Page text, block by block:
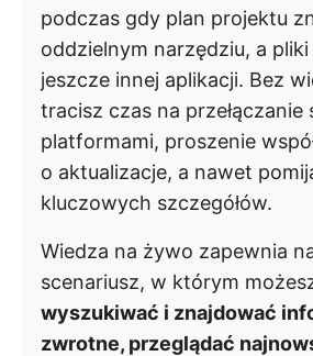
podczas gdy plan projektu
oddzielnym narzędziu, a
jeszcze innej aplikacji. Bez
tracisz czas na przełączanie
platformami, proszenie
o aktualizacje, a nawet
kluczowych szczegółów.
Wiedza na żywo zapewnia
scenariusz, w którym
wyszukiwać i znajdować
zwrotne, przeglądać